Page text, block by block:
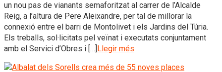
un nou pas de vianants semaforitzat al carrer de l’Alcalde
Reig, a l’altura de Pere Aleixandre, per tal de millorar la
connexió entre el barri de Montolivet i els Jardins del Túria.
Els treballs, sol·licitats pel veïnat i executats conjuntament
amb el Servici d’Obres i […] Llegir més